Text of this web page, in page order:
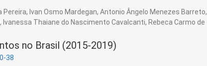
Pereira, Ivan Osmo Mardegan, Antonio Ângelo Menezes Barreto,
Ivanessa Thaiane do Nascimento Cavalcanti, Rebeca Carmo de
no Brasil (2015-2019)
38